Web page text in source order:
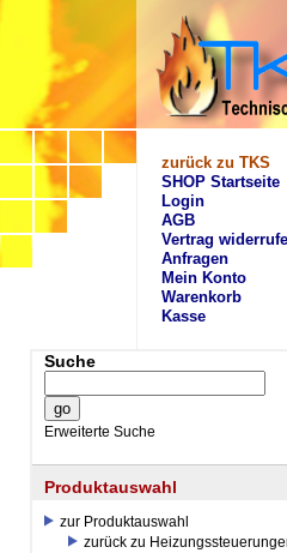
zurück zu TKS
SHOP Startseite
Login
AGB
Vertrag
Anfragen
Mein Konto
Warenkorb
Kasse
Suche
Erweiterte Suche
Produktauswahl
zur Produktauswahl
zurück zu